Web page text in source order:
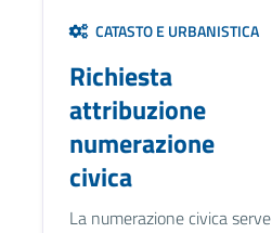
CATASTO E URBANISTICA
Richiesta
attribuzione
numerazione
civica
La numerazione civica serve